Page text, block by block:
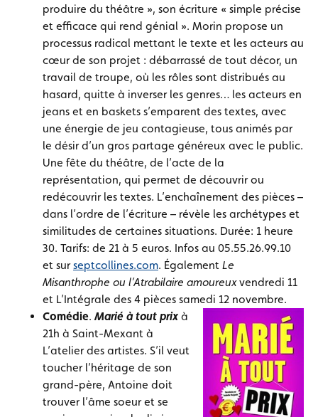
produire du théâtre », son écriture « simple précise
et efficace qui rend génial ». Morin propose un
processus radical mettant le texte et les acteurs au
cœur de son projet : débarrassé de tout décor, un
travail de troupe, où les rôles sont distribués au
hasard, quitte à inverser les genres… les acteurs en
jeans et en baskets s’emparent des textes, avec
une énergie de jeu contagieuse, tous animés par
le désir d’un gros partage généreux avec le public.
Une fête du théâtre, de l’acte de la
représentation, qui permet de découvrir ou
redécouvrir les textes. L’enchaînement des pièces –
dans l’ordre de l’écriture – révèle les archétypes et
similitudes de certaines situations. Durée: 1 heure
30. Tarifs: de 21 à 5 euros. Infos au 05.55.26.99.10
et surseptcollines.com. Également Le
Misanthrophe ou l’Atrabilaire amoureuxvendredi 11
et L’Intégrale des 4 pièces samedi 12 novembre.
Comédie. Marié à tout prix à
21h à Saint-Mexant à
L’atelier des artistes. S’il veut
toucher l’héritage de son
grand-père, Antoine doit
trouver l’âme soeur et se